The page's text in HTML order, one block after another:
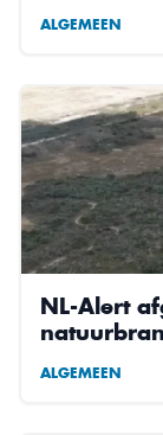
ALGEMEEN
NL-Alert
ALGEMEEN